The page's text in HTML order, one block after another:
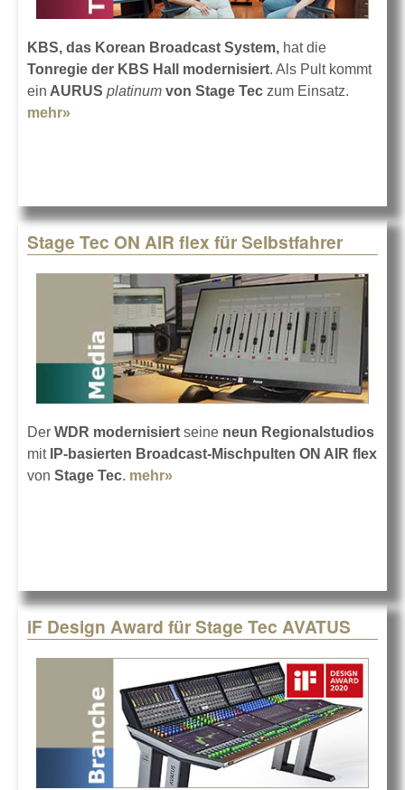
KBS, das Korean Broadcast System, hat die
Tonregie der KBS Hall modernisiert. Als Pult kommt
ein AURUS platinum von Stage Tec zum Einsatz.
mehr»
Stage Tec ON AIR flex für Selbstfahrer
Der WDR modernisiert seine neun Regionalstudios
mitIP-basierten Broadcast-Mischpulten ON AIR flex
von Stage Tec. mehr»
iF Design Award für Stage Tec AVATUS